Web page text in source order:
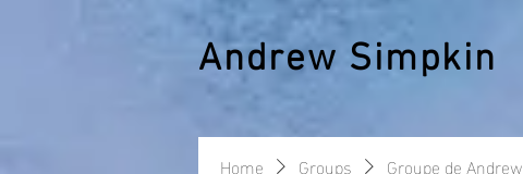
Andrew Simpkin
Home Groups Groupe de Andrew